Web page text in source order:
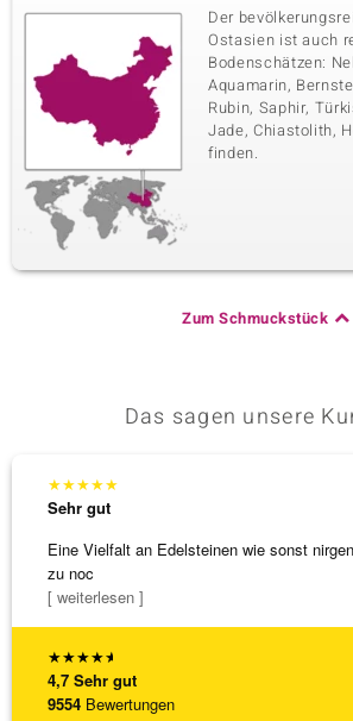
Der
Ostasien ist auch
Bodenschätzen:
Aquamarin,
Rubin, Saphir,
Jade, Chiastolith,
finden.
Zum Schmuckstück
Das sagen unsere
★★★★★
4,7 Sehr gut
9554 Bewertungen
★★★★★
Sehr gut
Eine Vielfalt an Edelsteinen wie sonst
zu noc
[ weiterlesen ]